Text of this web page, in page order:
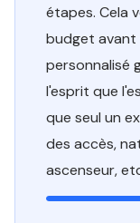
étapes. Cela
budget avant
personnalisé
l'esprit que
que seul un
des accès,
ascenseur,